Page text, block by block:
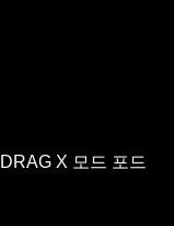
DRAG X 모드 포드